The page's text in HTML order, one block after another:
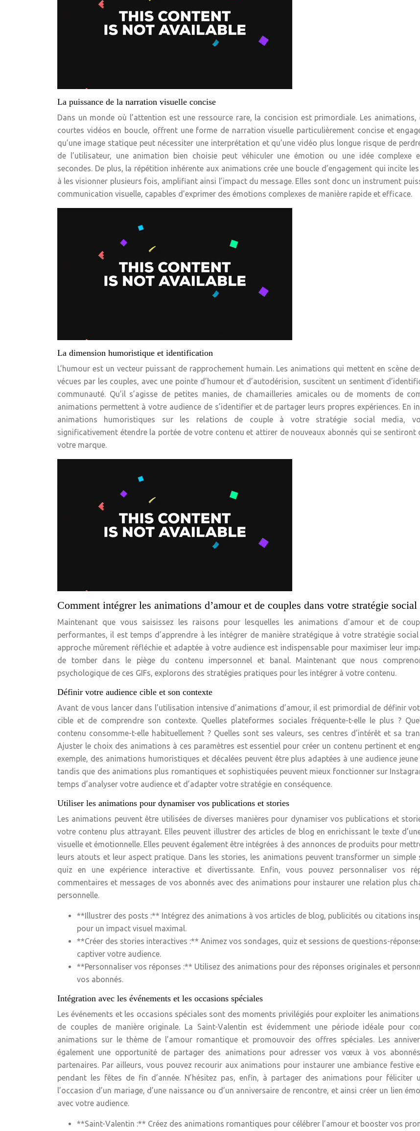
La puissance de la narration visuelle concise
Dans un monde où l’attention est une ressource rare, la concision est primordiale. Les
courtes vidéos en boucle, offrent une forme de narration visuelle particulièrement concise et
qu’une image statique peut nécessiter une interprétation et qu’une vidéo plus longue risque de
de l’utilisateur, une animation bien choisie peut véhiculer une émotion ou une idée complexe
secondes. De plus, la répétition inhérente aux animations crée une boucle d’engagement qui incite
à les visionner plusieurs fois, amplifiant ainsi l’impact du message. Elles sont donc un instrument
communication visuelle, capables d’exprimer des émotions complexes de manière rapide et efficace.
La dimension humoristique et identification
L’humour est un vecteur puissant de rapprochement humain. Les animations qui mettent en scène
vécues par les couples, avec une pointe d’humour et d’autodérision, suscitent un sentiment
communauté. Qu’il s’agisse de petites manies, de chamailleries amicales ou de moments de
animations permettent à votre audience de s’identifier et de partager leurs propres expériences. En
animations humoristiques sur les relations de couple à votre stratégie social media,
significativement étendre la portée de votre contenu et attirer de nouveaux abonnés qui se sentiront
votre marque.
Comment intégrer les animations d’amour et de couples dans votre stratégie social
Maintenant que vous saisissez les raisons pour lesquelles les animations d’amour et de
performantes, il est temps d’apprendre à les intégrer de manière stratégique à votre stratégie social
approche mûrement réfléchie et adaptée à votre audience est indispensable pour maximiser leur
de tomber dans le piège du contenu impersonnel et banal. Maintenant que nous
psychologique de ces GIFs, explorons des stratégies pratiques pour les intégrer à votre contenu.
Définir votre audience cible et son contexte
Avant de vous lancer dans l’utilisation intensive d’animations d’amour, il est primordial de définir
cible et de comprendre son contexte. Quelles plateformes sociales fréquente-t-elle le plus ?
contenu consomme-t-elle habituellement ? Quelles sont ses valeurs, ses centres d’intérêt et sa
Ajuster le choix des animations à ces paramètres est essentiel pour créer un contenu pertinent et
exemple, des animations humoristiques et décalées peuvent être plus adaptées à une audience
tandis que des animations plus romantiques et sophistiquées peuvent mieux fonctionner sur
temps d’analyser votre audience et d’adapter votre stratégie en conséquence.
Utiliser les animations pour dynamiser vos publications et stories
Les animations peuvent être utilisées de diverses manières pour dynamiser vos publications et
votre contenu plus attrayant. Elles peuvent illustrer des articles de blog en enrichissant le texte
visuelle et émotionnelle. Elles peuvent également être intégrées à des annonces de produits pour
leurs atouts et leur aspect pratique. Dans les stories, les animations peuvent transformer un simple
quiz en une expérience interactive et divertissante. Enfin, vous pouvez personnaliser vos
commentaires et messages de vos abonnés avec des animations pour instaurer une relation plus
personnelle.
**Illustrer des posts :** Intégrez des animations à vos articles de blog, publicités ou citations
pour un impact visuel maximal.
**Créer des stories interactives :** Animez vos sondages, quiz et sessions de questions-
captiver votre audience.
**Personnaliser vos réponses :** Utilisez des animations pour des réponses originales et
vos abonnés.
Intégration avec les événements et les occasions spéciales
Les événements et les occasions spéciales sont des moments privilégiés pour exploiter les
de couples de manière originale. La Saint-Valentin est évidemment une période idéale pour
animations sur le thème de l’amour romantique et promouvoir des offres spéciales. Les
également une opportunité de partager des animations pour adresser vos vœux à vos
partenaires. Par ailleurs, vous pouvez recourir aux animations pour instaurer une ambiance festive
pendant les fêtes de fin d’année. N’hésitez pas, enfin, à partager des animations pour féliciter
l’occasion d’un mariage, d’une naissance ou d’un anniversaire de rencontre, et ainsi créer un lien
avec votre audience.
**Saint-Valentin :** Créez des animations romantiques pour célébrer l’amour et booster vos